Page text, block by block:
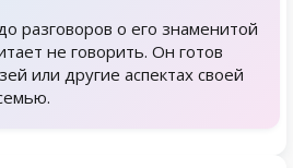
разговоров о его знаменитой
не говорить. Он готов
или другие аспектах своей